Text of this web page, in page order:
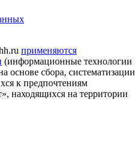
применяются
(информационные технологии
основе сбора, систематизации
к предпочтениям
находящихся на территории